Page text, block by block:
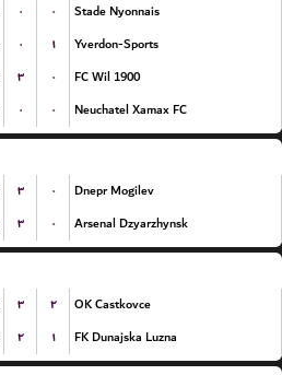
۰ ۰
Stade Nyonnais
۰ ۱
Yverdon-Sports
۳ ۰
FC Wil 1900
۰ ۰ Neuchatel Xamax FC
۳ ۰
Dnepr Mogilev
۳ ۰ Arsenal Dzyarzhynsk
۳ ۲
OK Castkovce
۲ ۱ FK Dunajska Luzna